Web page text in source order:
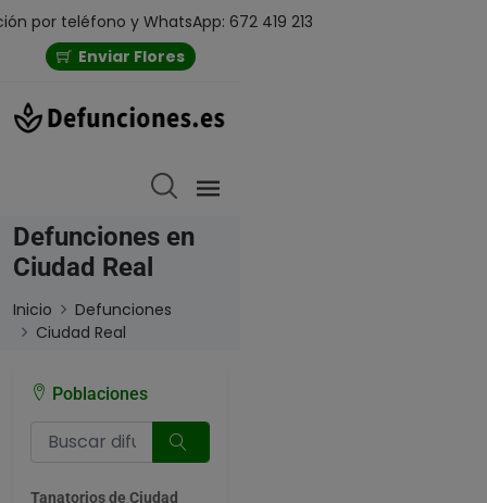
por teléfono y WhatsApp: 672 419 213
Enviar Flores
Defunciones en
Ciudad Real
Inicio
Defunciones
Ciudad Real
Poblaciones
Tanatorios de Ciudad